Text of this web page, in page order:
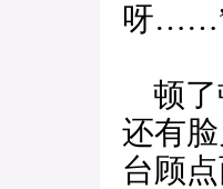
呀
顿了
还有
台顾